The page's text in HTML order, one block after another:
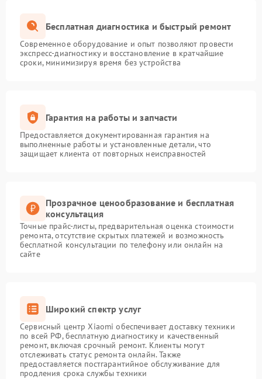
Бесплатная диагностика и быстрый ремонт
Современное оборудование и опыт позволяют провести
экспресс-диагностику и восстановление в кратчайшие
сроки, минимизируя время без устройства
Гарантия на работы и запчасти
Предоставляется документированная гарантия на
выполненные работы и установленные детали, что
защищает клиента от повторных неисправностей
Прозрачное ценообразование и бесплатная
консультация
Точные прайс-листы, предварительная оценка стоимости
ремонта, отсутствие скрытых платежей и возможность
бесплатной консультации по телефону или онлайн на
сайте
Широкий спектр услуг
Сервисный центр Xiaomi обеспечивает доставку техники
по всей РФ, бесплатную диагностику и качественный
ремонт, включая срочный ремонт. Клиенты могут
отслеживать статус ремонта онлайн. Также
предоставляется постгарантийное обслуживание для
продления срока службы техники